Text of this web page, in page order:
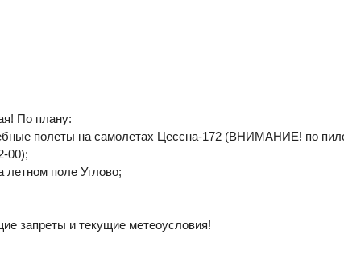
По плану:
полеты на самолетах Цессна-172 (ВНИМАНИЕ! по
00);
летном поле Углово;
запреты и текущие метеоусловия!